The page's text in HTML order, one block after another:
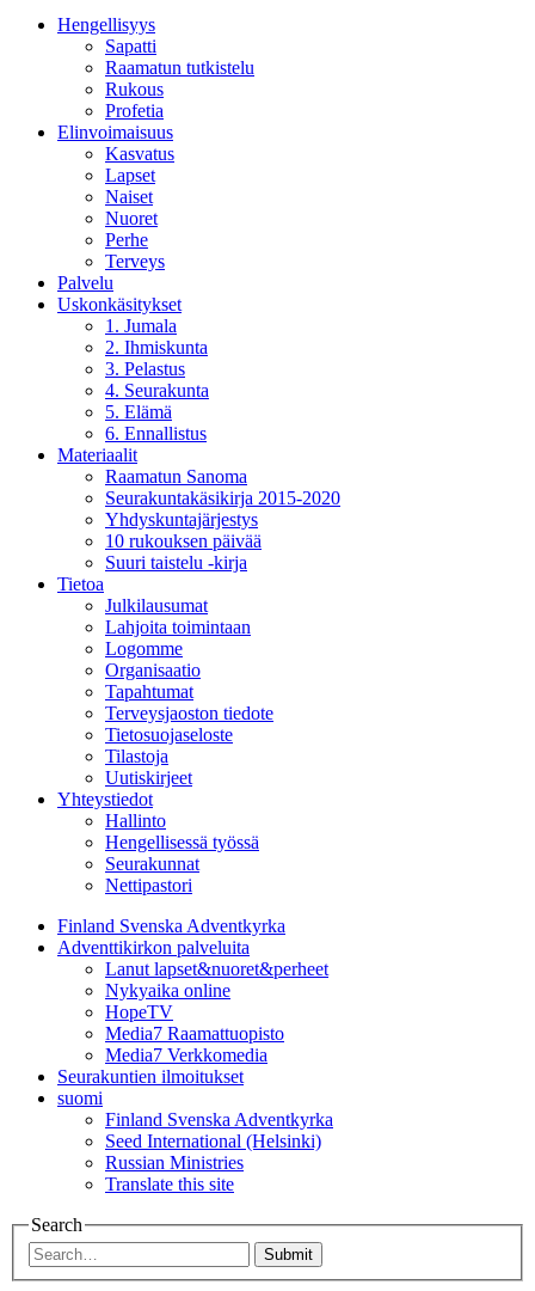
Hengellisyys
Sapatti
Raamatun tutkistelu
Rukous
Profetia
Elinvoimaisuus
Kasvatus
Lapset
Naiset
Nuoret
Perhe
Terveys
Palvelu
Uskonkäsitykset
1. Jumala
2. Ihmiskunta
3. Pelastus
4. Seurakunta
5. Elämä
6. Ennallistus
Materiaalit
Raamatun Sanoma
Seurakuntakäsikirja 2015-2020
Yhdyskuntajärjestys
10 rukouksen päivää
Suuri taistelu -kirja
Tietoa
Julkilausumat
Lahjoita toimintaan
Logomme
Organisaatio
Tapahtumat
Terveysjaoston tiedote
Tietosuojaseloste
Tilastoja
Uutiskirjeet
Yhteystiedot
Hallinto
Hengellisessä työssä
Seurakunnat
Nettipastori
Finland Svenska Adventkyrka
Adventtikirkon palveluita
Lanut lapset&nuoret&perheet
Nykyaika online
HopeTV
Media7 Raamattuopisto
Media7 Verkkomedia
Seurakuntien ilmoitukset
suomi
Finland Svenska Adventkyrka
Seed International (Helsinki)
Russian Ministries
Translate this site
Search
Submit